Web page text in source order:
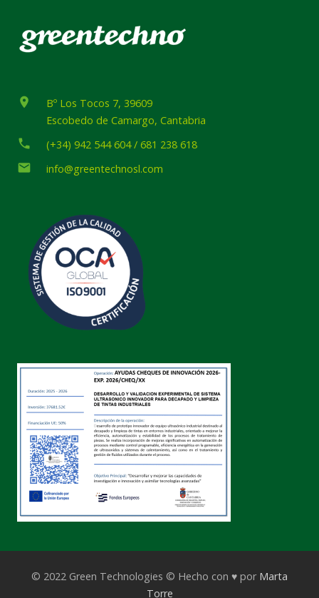
place
Bº Los Tocos 7, 39609
Escobedo de Camargo, Cantabria
phone (+34) 942 544 604 / 681 238 618
email info@greentechnosl.com
© 2022 Green Technologies © Hecho con ♥ por Marta
Torre